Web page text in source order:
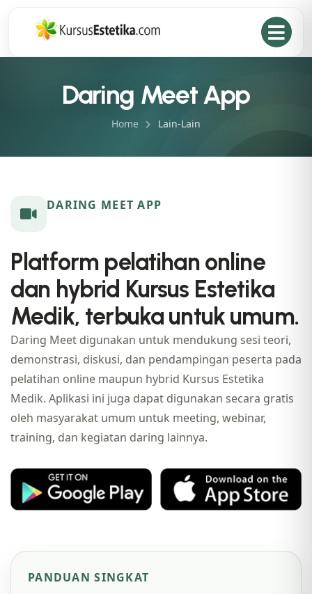
Daring Meet App
Home Lain-Lain
DARING MEET APP
Platform pelatihan online
dan hybrid Kursus Estetika
Medik, terbuka untuk umum.
Daring Meet digunakan untuk mendukung sesi teori,
demonstrasi, diskusi, dan pendampingan peserta pada
pelatihan online maupun hybrid Kursus Estetika
Medik. Aplikasi ini juga dapat digunakan secara gratis
oleh masyarakat umum untuk meeting, webinar,
training, dan kegiatan daring lainnya.
PANDUAN SINGKAT